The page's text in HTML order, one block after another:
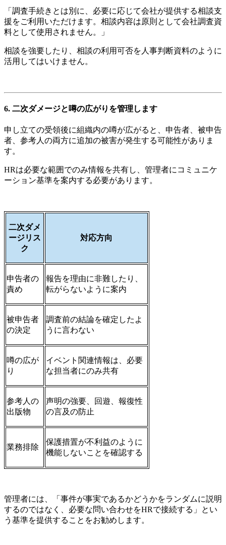
「調査手続きとは別に、必要に応じて会社が提供する相談支
援をご利用いただけます。相談内容は原則として会社調査資
料として使用されません。」
相談を強要したり、相談の利用可否を人事判断資料のように
活用してはいけません。
6. 二次ダメージと噂の広がりを管理します
申し立ての受領後に組織内の噂が広がると、申告者、被申告
者、参考人の両方に追加の被害が発生する可能性がありま
す。
HRは必要な範囲でのみ情報を共有し、管理者にコミュニケ
ーション基準を案内する必要があります。
二次ダメ
ージリス
ク
対応方向
申告者の
責め
報告を理由に非難したり、
転がらないように案内
被申告者
の決定
調査前の結論を確定したよ
うに言わない
噂の広が
り
イベント関連情報は、必要
な担当者にのみ共有
参考人の
出版物
声明の強要、回遊、報復性
の言及の防止
業務排除
保護措置が不利益のように
機能しないことを確認する
管理者には、「事件が事実であるかどうかをランダムに説明
するのではなく、必要な問い合わせをHRで接続する」とい
う基準を提供することをお勧めします。